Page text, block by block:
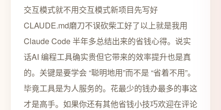
交互模式就不用交互模式新项目先写好
CLAUDE.md磨刀不误砍柴工好了以上就是我用
Claude Code 半年多总结出来的省钱心得。说实
话AI 编程工具确实贵但它带来的效率提升也是真
的。关键是要学会 “聪明地用”而不是 “省着不用”。
毕竟工具是为人服务的。花最少的钱办最多的事这
才是高手。如果你还有其他省钱小技巧欢迎在评论